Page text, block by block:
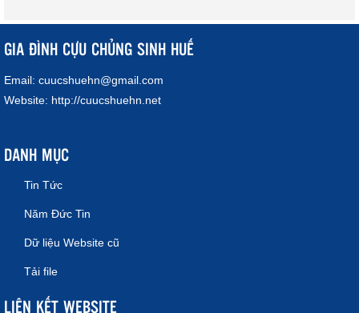
GIA ĐÌNH CỰU CHỦNG SINH HUẾ
Email: cuucshuehn@gmail.com
Website: http://cuucshuehn.net
DANH MỤC
Tin Tức
Năm Đức Tin
Dữ liệu Website cũ
Tải file
LIÊN KẾT WEBSITE